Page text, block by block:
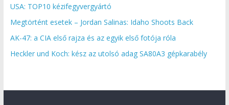
USA: TOP10 kézifegyvergyártó
Megtörtént esetek – Jordan Salinas: Idaho Shoots Back
AK-47: a CIA első rajza és az egyik első fotója róla
Heckler und Koch: kész az utolsó adag SA80A3 gépkarabély